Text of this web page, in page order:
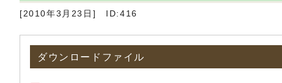
[2010年3月23日] ID:416
ダウンロードファイル